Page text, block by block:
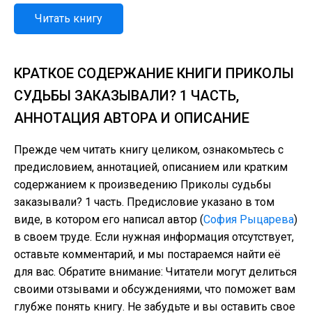
Читать книгу
КРАТКОЕ СОДЕРЖАНИЕ КНИГИ ПРИКОЛЫ
СУДЬБЫ ЗАКАЗЫВАЛИ? 1 ЧАСТЬ,
АННОТАЦИЯ АВТОРА И ОПИСАНИЕ
Прежде чем читать книгу целиком, ознакомьтесь с
предисловием, аннотацией, описанием или кратким
содержанием к произведению Приколы судьбы
заказывали? 1 часть. Предисловие указано в том
виде, в котором его написал автор (София Рыцарева)
в своем труде. Если нужная информация отсутствует,
оставьте комментарий, и мы постараемся найти её
для вас. Обратите внимание: Читатели могут делиться
своими отзывами и обсуждениями, что поможет вам
глубже понять книгу. Не забудьте и вы оставить свое